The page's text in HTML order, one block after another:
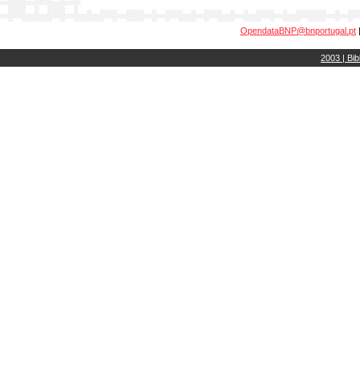
OpendataBNP@bnportugal.pt
2003 |